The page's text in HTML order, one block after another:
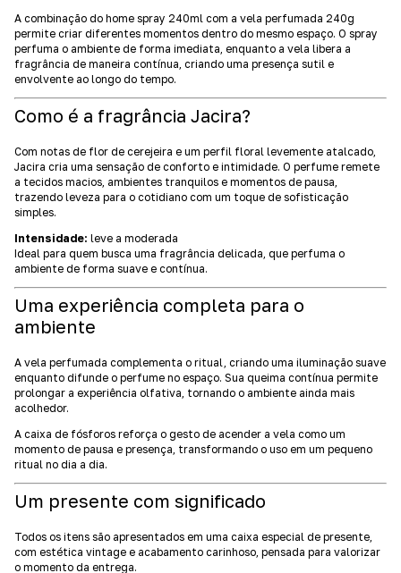
A combinação do home spray 240ml com a vela perfumada 240g
permite criar diferentes momentos dentro do mesmo espaço. O spray
perfuma o ambiente de forma imediata, enquanto a vela libera a
fragrância de maneira contínua, criando uma presença sutil e
envolvente ao longo do tempo.
Como é a fragrância Jacira?
Com notas de flor de cerejeira e um perfil floral levemente atalcado,
Jacira cria uma sensação de conforto e intimidade. O perfume remete
a tecidos macios, ambientes tranquilos e momentos de pausa,
trazendo leveza para o cotidiano com um toque de sofisticação
simples.
Intensidade: leve a moderada
Ideal para quem busca uma fragrância delicada, que perfuma o
ambiente de forma suave e contínua.
Uma experiência completa para o
ambiente
A vela perfumada complementa o ritual, criando uma iluminação suave
enquanto difunde o perfume no espaço. Sua queima contínua permite
prolongar a experiência olfativa, tornando o ambiente ainda mais
acolhedor.
A caixa de fósforos reforça o gesto de acender a vela como um
momento de pausa e presença, transformando o uso em um pequeno
ritual no dia a dia.
Um presente com significado
Todos os itens são apresentados em uma caixa especial de presente,
com estética vintage e acabamento carinhoso, pensada para valorizar
o momento da entrega.